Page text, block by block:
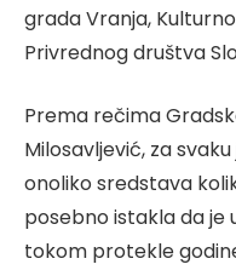
grada Vranja,
Privrednog društva
Prema rečima
Milosavljević, za
onoliko sredstava
posebno istakla da je
tokom protekle